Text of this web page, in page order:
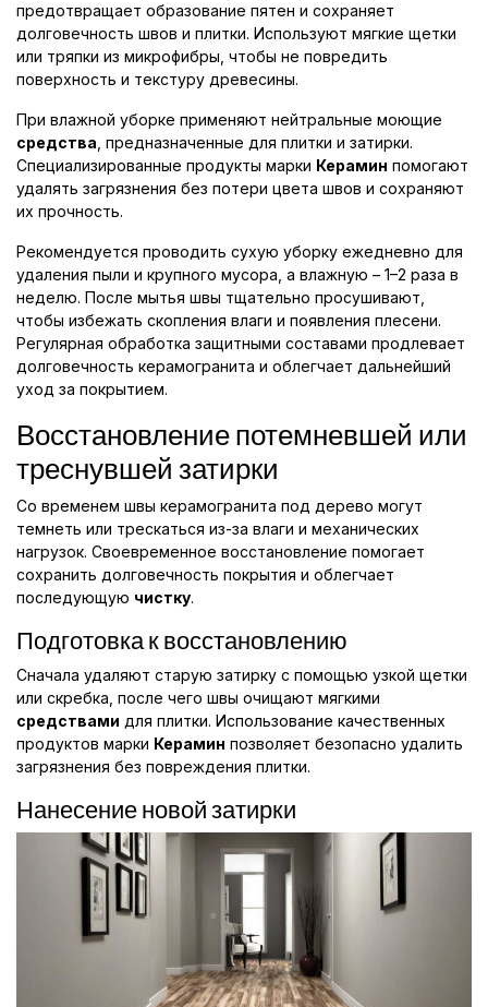
предотвращает образование пятен и сохраняет
долговечность швов и плитки. Используют мягкие щетки
или тряпки из микрофибры, чтобы не повредить
поверхность и текстуру древесины.
При влажной уборке применяют нейтральные моющие
средства , предназначенные для плитки и затирки.
Специализированные продукты марки Керамин помогают
удалять загрязнения без потери цвета швов и сохраняют
их прочность.
Рекомендуется проводить сухую уборку ежедневно для
удаления пыли и крупного мусора, а влажную – 1–2 раза в
неделю. После мытья швы тщательно просушивают,
чтобы избежать скопления влаги и появления плесени.
Регулярная обработка защитными составами продлевает
долговечность керамогранита и облегчает дальнейший
уход за покрытием.
Восстановление потемневшей или
треснувшей затирки
Со временем швы керамогранита под дерево могут
темнеть или трескаться из-за влаги и механических
нагрузок. Своевременное восстановление помогает
сохранить долговечность покрытия и облегчает
последующую чистку.
Подготовка к восстановлению
Сначала удаляют старую затирку с помощью узкой щетки
или скребка, после чего швы очищают мягкими
средствами для плитки. Использование качественных
продуктов марки Керамин позволяет безопасно удалить
загрязнения без повреждения плитки.
Нанесение новой затирки